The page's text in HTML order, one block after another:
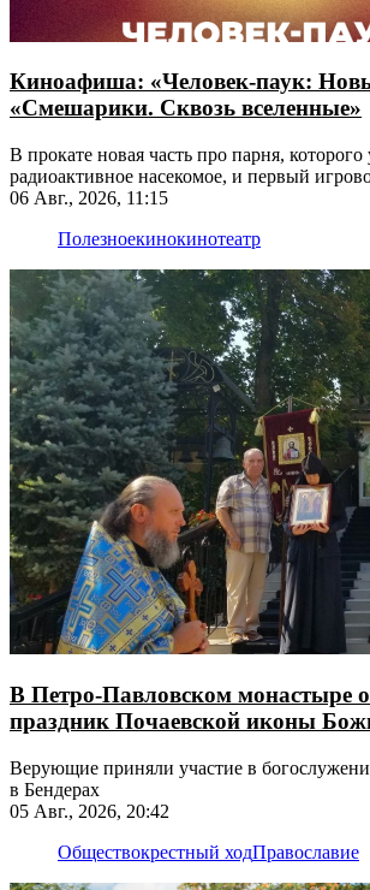
Киноафиша: «Человек-паук:
«Смешарики. Сквозь вселенные»
В прокате новая часть про парня, которого
радиоактивное насекомое, и первый
Ромашковой долины
06 Авг., 2026, 11:15
Полезноекинокинотеатр
В Петро-Павловском монастыре
праздник Почаевской иконы
Верующие приняли участие в
в Бендерах
05 Авг., 2026, 20:42
Обществокрестный ходПравославие